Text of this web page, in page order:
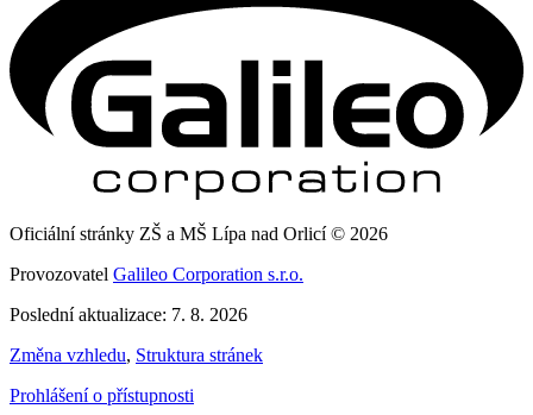
Oficiální stránky ZŠ a MŠ Lípa nad Orlicí © 2026
Provozovatel Galileo Corporation s.r.o.
Poslední aktualizace: 7. 8. 2026
Změna vzhledu, Struktura stránek
Prohlášení o přístupnosti